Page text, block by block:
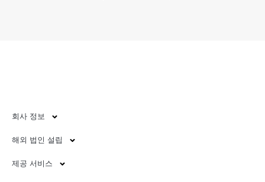
회사 정보
해외 법인 설립
제공 서비스